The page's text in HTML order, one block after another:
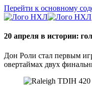
Перейти к основному
20 апреля в истории:
Дон Роли стал первым
овертаймах двух